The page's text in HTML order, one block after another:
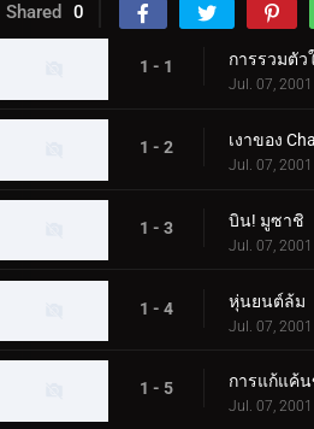
Shared 0
1 - 1 การรวมตัว
Jul. 07, 2001
1 - 2 เงาของ
Jul. 07, 2001
1 - 3 บิน! มูซาชิ
Jul. 07, 2001
1 - 4 หุ่นยนต์ล้ม
Jul. 07, 2001
1 - 5 การแก้แค้
Jul. 07, 2001